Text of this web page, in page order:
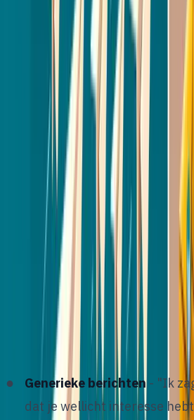
De keuze tussen deze kanalen
relatie met de kandidaat, de
vacature en je beschikbare
Waarom de meeste
berichten falen
oordat we ingaan op wat
nuttig om te begrijpen
outreach niet werkt. Uit
diverse recruitment-platforms
patronen naar voren:
Generieke berichten- "Ik
dat je wellicht interesse